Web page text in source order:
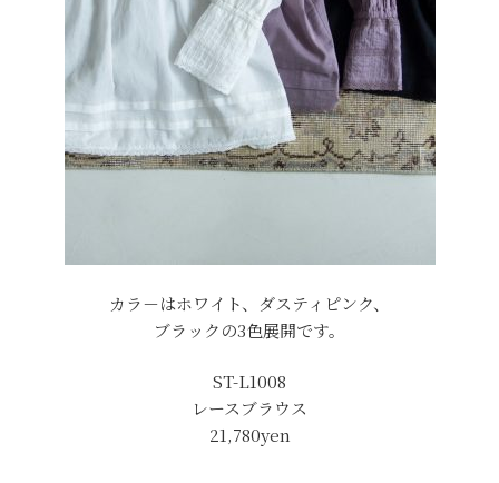
カラ－はホワイト、ダスティピンク、
ブラックの3色展開です。
ST-L1008
レースブラウス
21,780yen